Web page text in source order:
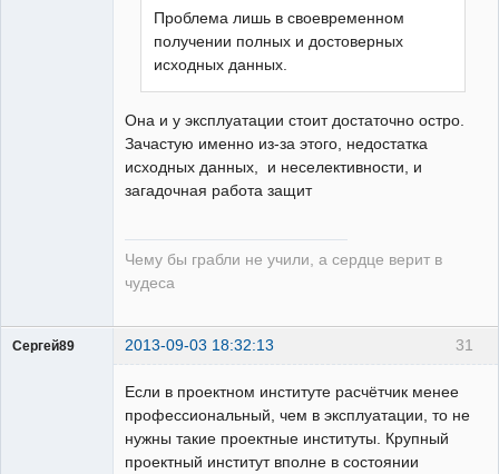
Проблема лишь в своевременном
получении полных и достоверных
исходных данных.
Она и у эксплуатации стоит достаточно остро.
Зачастую именно из-за этого, недостатка
исходных данных, и неселективности, и
загадочная работа защит
Чему бы грабли не учили, а сердце верит в
чудеса
31
Сергей89 2013-09-03 18:32:13
Если в проектном институте расчётчик менее
профессиональный, чем в эксплуатации, то не
нужны такие проектные институты. Крупный
проектный институт вполне в состоянии